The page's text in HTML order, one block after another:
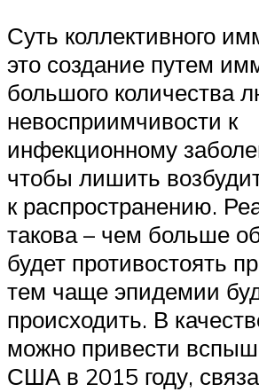
Суть коллективного
это создание путем
большого количества
невосприимчивости к
инфекционному
чтобы лишить
к распространению.
такова – чем больше
будет противостоять
тем чаще эпидемии
происходить. В
можно привести
США в 2015 году,